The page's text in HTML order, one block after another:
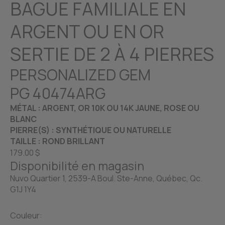
BAGUE FAMILIALE EN
ARGENT OU EN OR
SERTIE DE 2 À 4 PIERRES
PERSONALIZED GEM
PG 40474ARG
MÉTAL : ARGENT, OR 10K OU 14K JAUNE, ROSE OU
BLANC
PIERRE(S) : SYNTHÉTIQUE OU NATURELLE
TAILLE : ROND BRILLANT
179.00 $
Disponibilité en magasin
Nuvo Quartier 1, 2539-A Boul. Ste-Anne, Québec, Qc.
G1J 1Y4
Couleur: